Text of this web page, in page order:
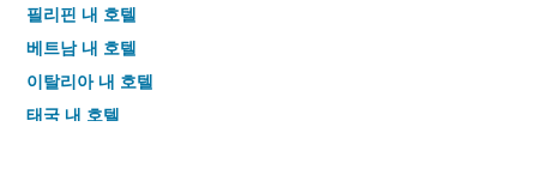
필리핀 내 호텔
베트남 내 호텔
이탈리아 내 호텔
태국 내 호텔